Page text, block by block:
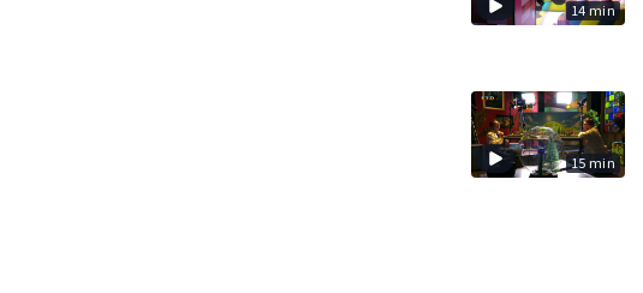
14 min
15 min